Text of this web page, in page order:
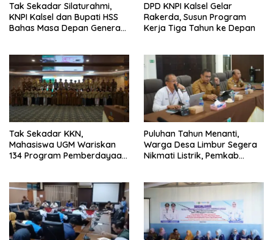
Tak Sekadar Silaturahmi,
KNPI Kalsel dan Bupati HSS
Bahas Masa Depan Generasi
DPD KNPI Kalsel Gelar
Rakerda, Susun Program
Kerja Tiga Tahun ke Depan
Tak Sekadar KKN,
Mahasiswa UGM Wariskan
134 Program Pemberdayaan
Puluhan Tahun Menanti,
Warga Desa Limbur Segera
Nikmati Listrik, Pemkab